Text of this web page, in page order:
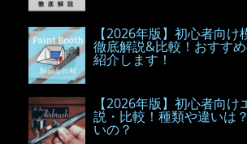
【2026年版】初心者向
徹底解説&比較！おすす
紹介します！
【2026年版】初心者向
説・比較！種類や違いは
いの？